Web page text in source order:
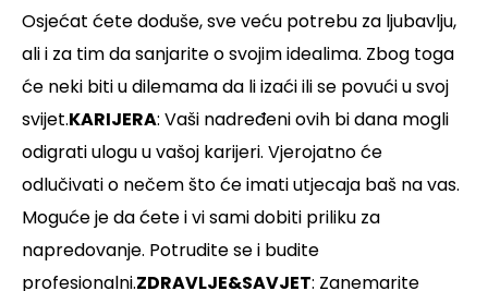
Osjećat ćete doduše, sve veću potrebu za ljubavlju,
ali i za tim da sanjarite o svojim idealima. Zbog toga
će neki biti u dilemama da li izaći ili se povući u svoj
svijet.KARIJERA: Vaši nadređeni ovih bi dana mogli
odigrati ulogu u vašoj karijeri. Vjerojatno će
odlučivati o nečem što će imati utjecaja baš na vas.
Moguće je da ćete i vi sami dobiti priliku za
napredovanje. Potrudite se i budite
profesionalni.ZDRAVLJE&SAVJET: Zanemarite